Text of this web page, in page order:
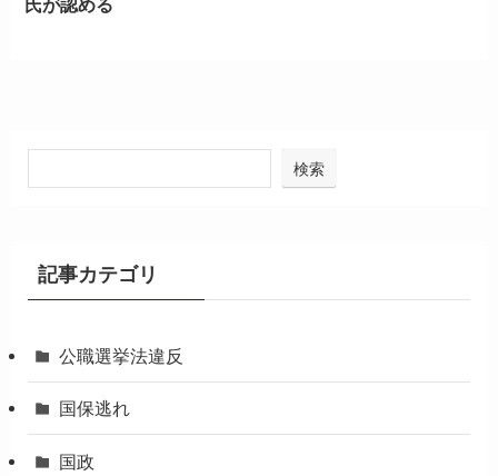
氏が認める
検索
記事カテゴリ
公職選挙法違反
国保逃れ
国政